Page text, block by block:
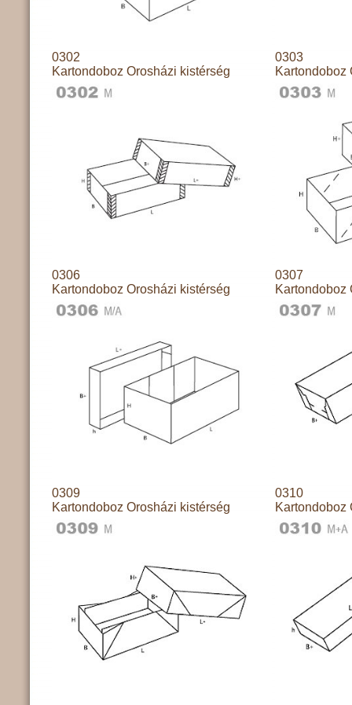
0302
Kartondoboz Orosházi kistérség
0303
Kartondoboz
0306
Kartondoboz Orosházi kistérség
0307
Kartondoboz
0309
Kartondoboz Orosházi kistérség
0310
Kartondoboz